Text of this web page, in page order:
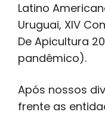
Latino
Uruguai, XIV
De Apicultura
pandêmico).
Após nossos
frente as